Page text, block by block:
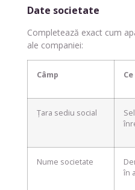
Date societate
Completează exact cum
ale companiei:
Câmp
Țara sediu social
Nume societate
în